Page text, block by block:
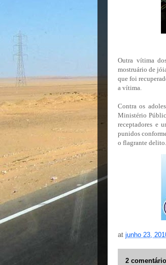
Outra vítima
mostruário de
que foi
a vítima.
Contra os
Ministério
receptadores e
punidos
o flagrante delito.
at junho 23,
2